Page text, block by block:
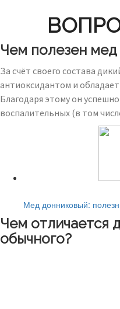
Чем полезен мед
За счёт своего состава
антиоксидантом и
Благодаря этому он
воспалительных (в том
Мед донниковый:
Чем отличается
обычного?